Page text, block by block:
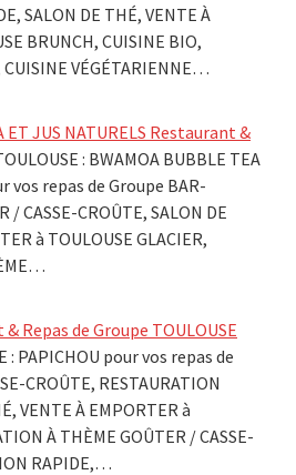
SALON DE THÉ, VENTE À
BRUNCH, CUISINE BIO,
VÉGÉTARIENNE…
ET JUS NATURELS Restaurant &
: BWAMOA BUBBLE TEA
vos repas de Groupe BAR-
/ CASSE-CROÛTE, SALON DE
à TOULOUSE GLACIER,
Repas de Groupe TOULOUSE
: PAPICHOU pour vos repas de
CROÛTE, RESTAURATION
VENTE À EMPORTER à
À THÈME GOÛTER / CASSE-
RAPIDE,…